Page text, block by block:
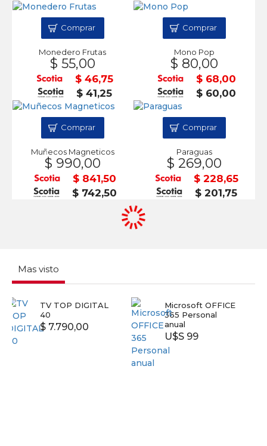
Monedero Frutas
$ 55,00
$ 46,75
$ 41,25
Comprar
Mono Pop
$ 80,00
$ 68,00
$ 60,00
Comprar
Muñecos Magneticos
$ 990,00
$ 841,50
$ 742,50
Comprar
Paraguas
$ 269,00
$ 228,65
$ 201,75
Comprar
Mas visto
DIGITAL
Microsoft OFFICE
365 Personal
U$S 99
SMART